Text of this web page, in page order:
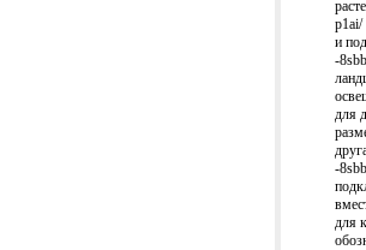
и
-
для
-
для